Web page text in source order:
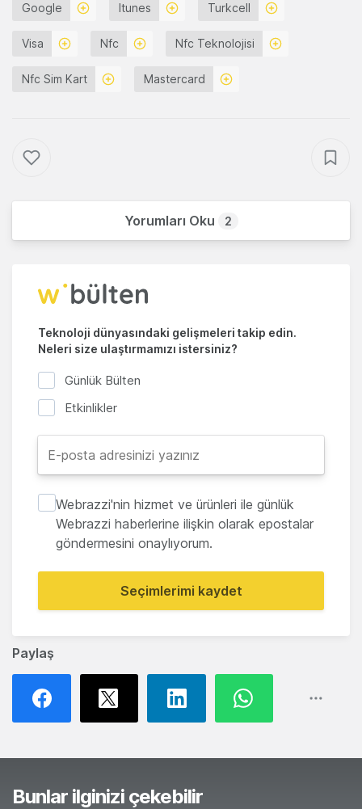
Paylaş
Google Itunes Turkcell
Visa Nfc Nfc Teknolojisi
Nfc Sim Kart Mastercard
Yorumları Oku 2
Teknoloji dünyasındaki gelişmeleri takip edin.
Neleri size ulaştırmamızı istersiniz?
Günlük Bülten
Etkinlikler
Webrazzi'nin hizmet ve ürünleri ile günlük
Webrazzi haberlerine ilişkin olarak epostalar
göndermesini onaylıyorum.
Seçimlerimi kaydet
Bunlar ilginizi çekebilir